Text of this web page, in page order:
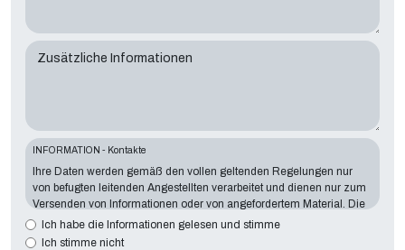
Zusätzliche Informationen
INFORMATION - Kontakte
Ihre Daten werden gemäß den vollen geltenden Regelungen nur
von befugten leitenden Angestellten verarbeitet und dienen nur zum
Versenden von Informationen oder von angefordertem Material. Die
Angabe von Daten ist für den dargelegten Zweck wesentlich wichtig.
Fehlende Daten machen es unmöglich, mit Ihnen Kontakt
Ich habe die Informationen gelesen und stimme
Ich stimme nicht